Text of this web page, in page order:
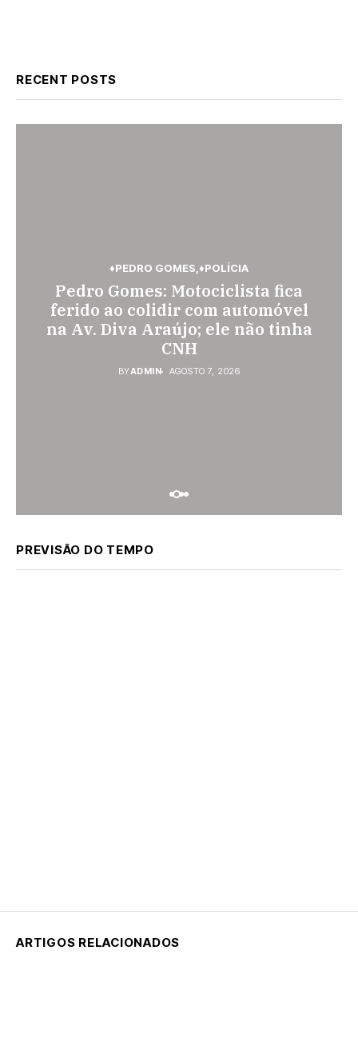
RECENT POSTS
♦ESPORTES
Vini Jr. torna-se o brasileiro mais
bem pago; veja o top 10
AGOSTO 7, 2026
♦PEDRO GOMES ♦POLÍCIA
Pedro Gomes: Motociclista fica
ferido ao colidir com automóvel
na Av. Diva Araújo; ele não tinha
CNH
BYADMIN AGOSTO 7, 2026
♦POLÍCIA
Jovem de 26 anos é assassinada a
facadas em Rio Verde de Mato
Grosso; suspeito é procurado
PREVISÃO DO TEMPO
ARTIGOS RELACIONADOS